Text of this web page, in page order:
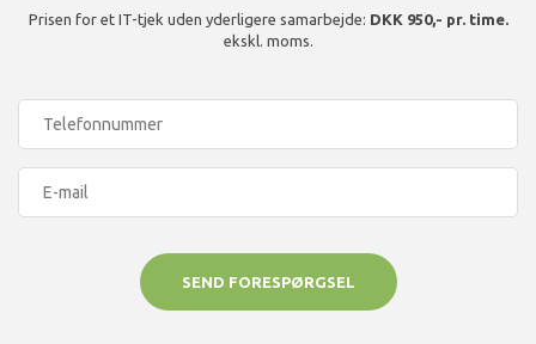
Prisen for et IT-tjek uden yderligere samarbejde: DKK 950,- pr. time.
ekskl. moms.
SEND FORESPØRGSEL